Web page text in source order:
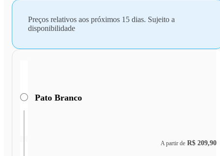
Preços relativos aos próximos 15 dias. Sujeito a
disponibilidade
Pato Branco
A partir de R$ 209,90